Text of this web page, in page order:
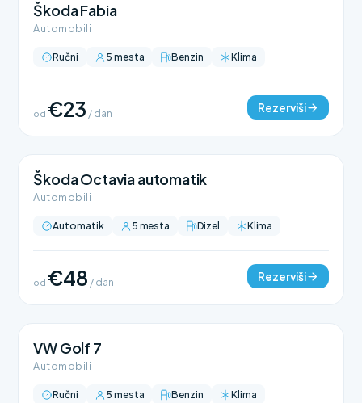
Škoda Fabia
Automobili
Ručni 5 mesta Benzin Klima
od €23 / dan Rezerviši
Škoda Octavia automatik
Automobili
Automatik 5 mesta Dizel Klima
od €48 / dan Rezerviši
VW Golf 7
Automobili
Ručni 5 mesta Benzin Klima